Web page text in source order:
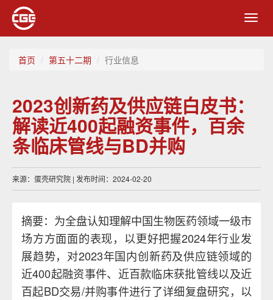
首页 第五十二期 行业信息
2023创新药及供应链白皮书：
解读近400起融资事件，百余
条临床管线与BD并购
来源：蛋壳研究院 | 发布时间：2024-02-20
摘要：为全盘认知理解中国生物医药领域一级市
场方方面面的表现，以更好把握2024年行业发
展趋势，对2023年国内创新药及供应链领域的
近400起融资事件、近百款临床获批管线以及近
百起BD交易/并购事件进行了详细复盘研究，以